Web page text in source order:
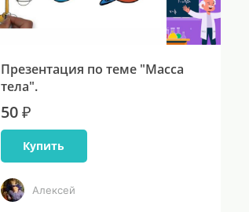
Презентация по теме "Масса
тела".
50 ₽
Купить
Алексей